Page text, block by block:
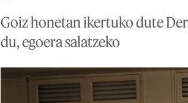
Goiz honetan ikertuko dute
du, egoera salatzeko